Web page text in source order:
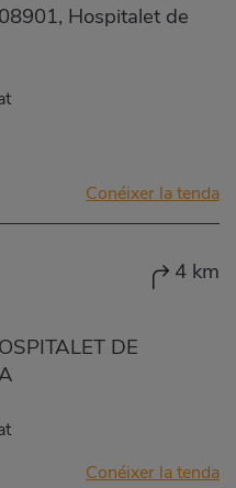
Hospitalet de
Conéixer la tenda
4 km
DE
Conéixer la tenda